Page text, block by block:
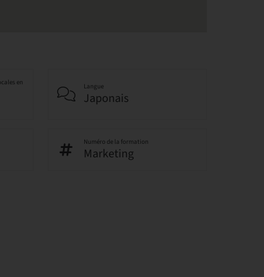
en
Langue
Japonais
Numéro de la formation
Marketing